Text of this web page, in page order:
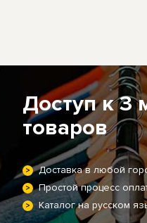
Доступ к 3
товаров
Доставка в любой
Простой процесс
Каталог на русском